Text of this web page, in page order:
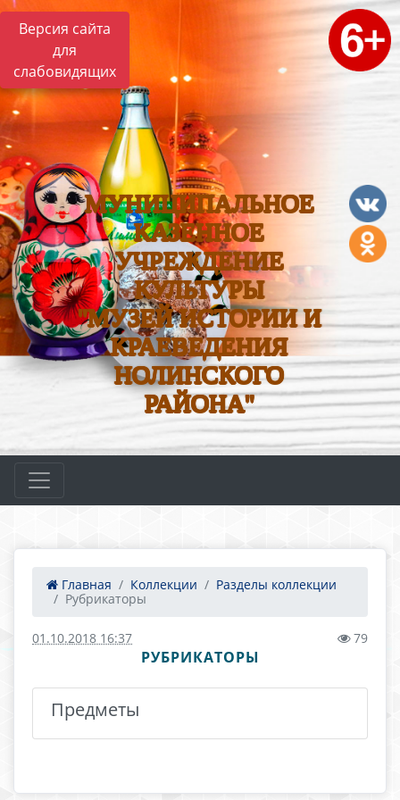
Версия сайта
для
слабовидящих
МУНИЦИПАЛЬНОЕ
КАЗЕННОЕ
УЧРЕЖДЕНИЕ
КУЛЬТУРЫ
"МУЗЕЙ ИСТОРИИ И
КРАЕВЕДЕНИЯ
НОЛИНСКОГО
РАЙОНА"
Главная Коллекции
Разделы коллекции
Рубрикаторы
01.10.2018 16:37 79
РУБРИКАТОРЫ
Предметы